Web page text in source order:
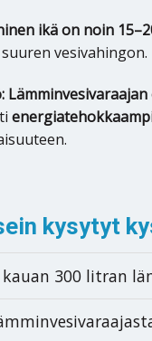
ikä on noin
vesivahingon.
kysytyt
300 litran